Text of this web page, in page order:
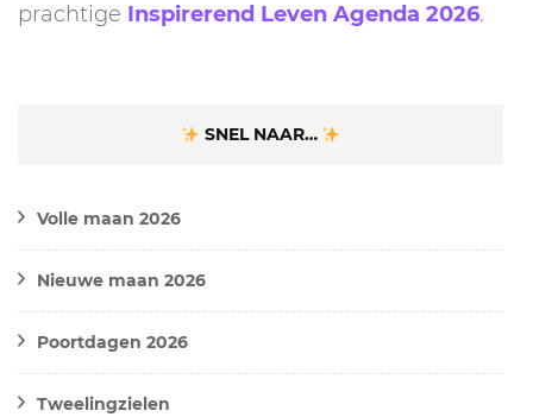
prachtige Inspirerend Leven Agenda 2026.
SNEL NAAR…
Volle maan 2026
Nieuwe maan 2026
Poortdagen 2026
Tweelingzielen